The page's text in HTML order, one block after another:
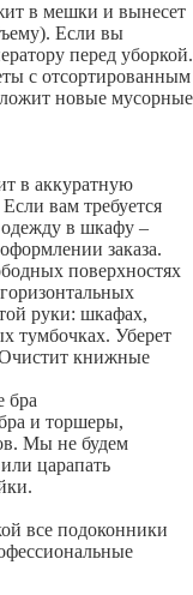
в мешки и вынесет
Если вы
перед уборкой.
с отсортированным
новые мусорные
в аккуратную
вам требуется
одежду в шкафу –
заказа.
поверхностях
руки: шкафах,
тумбочках. Уберет
Очистит книжные
бра
и торшеры,
Мы не будем
царапать
все подоконники